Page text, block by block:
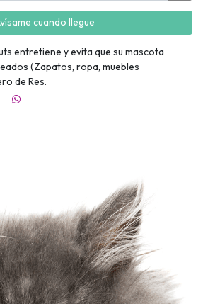
cuando llegue
entretiene y evita que su mascota
(Zapatos, ropa, muebles
de Res.